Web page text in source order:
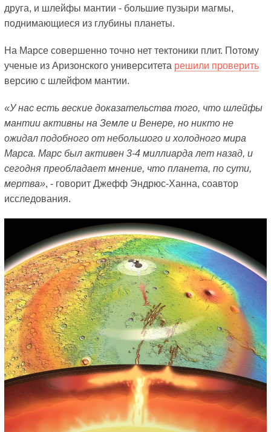
друга, и шлейфы мантии - большие пузыри магмы,
поднимающиеся из глубины планеты.
На Марсе совершенно точно нет тектоники плит. Потому
ученые из Аризонского университета решили проверить
версию с шлейфом мантии.
«У нас есть веские доказательства того, что шлейфы
мантии активны на Земле и Венере, но никто не
ожидал подобного от небольшого и холодного мира
Марса. Марс был активен 3-4 миллиарда лет назад, и
сегодня преобладает мнение, что планета, по сути,
мертва», - говорит Джефф Эндрюс-Ханна, соавтор
исследования.